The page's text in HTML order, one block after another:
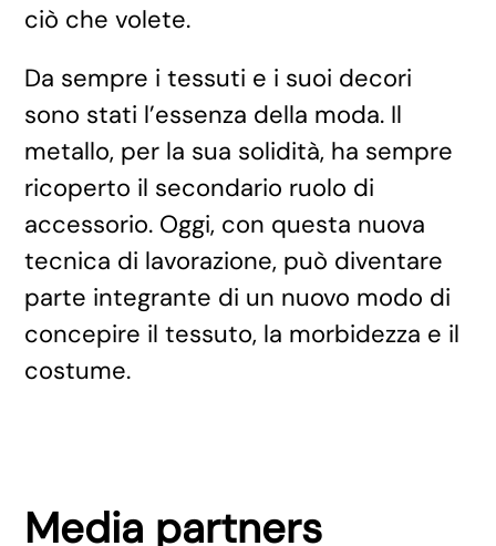
ciò che volete.
Da sempre i tessuti e i suoi decori
sono stati l’essenza della moda. Il
metallo, per la sua solidità, ha sempre
ricoperto il secondario ruolo di
accessorio. Oggi, con questa nuova
tecnica di lavorazione, può diventare
parte integrante di un nuovo modo di
concepire il tessuto, la morbidezza e il
costume.
Media partners